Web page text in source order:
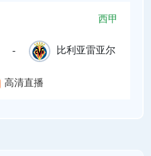
西甲
- 比利亚雷亚尔
高清直播